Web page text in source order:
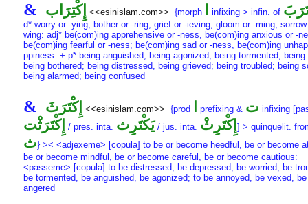
& إِكْتِرَاب <<esinislam.com>> {morph infixing > infin. of
d* worry or -ying; bother or -ring; grief or -ieving, gloom or -ming,
wing: adj* be(com)ing apprehensive or -ness, be(com)ing anxious or -
be(com)ing fearful or -ness; be(com)ing sad or -ness, be(com)ing
ppiness: + p* being anguished, being agonized, being tormented; being
being bothered; being distressed, being grieved; being troubled; being
being alarmed; being confused
& إِكْتَرَثَ <<esinislam.com>> {prod prefixing & ت infixing
إِكْتَرَثْت / pres. inta. يَكْتَرِث / jus. inta. إِكْتَرِثْ ] > quinquelit.
ث} >< <adjexeme> [copula] to be or become heedful, be or become
be or become mindful, be or become careful, be or become cautious:
<passeme> [copula] to be distressed, be depressed, be worried, be
be tormented, be anguished, be agonized; to be annoyed, be vexed, be
angered